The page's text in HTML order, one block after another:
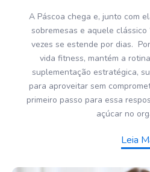
A Páscoa chega e, junto com
sobremesas e aquele clássico
vezes se estende por dias.
vida fitness, mantém a
suplementação estratégica,
para aproveitar sem
primeiro passo para essa
açúcar no
Leia